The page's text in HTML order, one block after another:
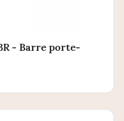
- Barre porte-